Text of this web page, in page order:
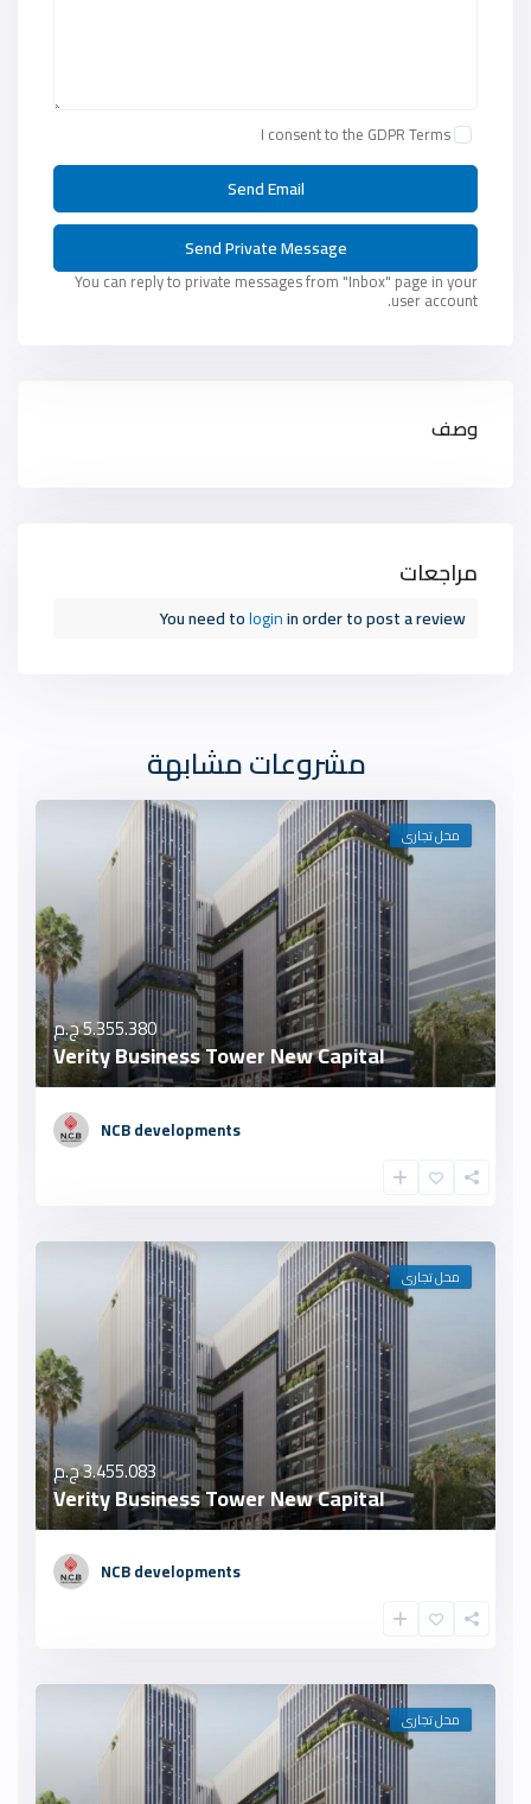
وصف
I consent to the GDPR Terms
You can reply to private messages from "Inbox" page in your
user account.
مراجعات
You need tologinin order to post a review
مشروعات مشابهة
محل تجارى
5.355.380 ج.م
Verity Business Tower New Capital
NCB developments
محل تجارى
3.455.083 ج.م
Verity Business Tower New Capital
NCB developments
محل تجارى